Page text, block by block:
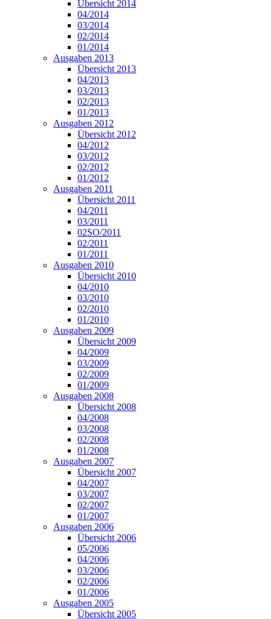
Übersicht 2014
04/2014
03/2014
02/2014
01/2014
Ausgaben 2013
Übersicht 2013
04/2013
03/2013
02/2013
01/2013
Ausgaben 2012
Übersicht 2012
04/2012
03/2012
02/2012
01/2012
Ausgaben 2011
Übersicht 2011
04/2011
03/2011
02SO/2011
02/2011
01/2011
Ausgaben 2010
Übersicht 2010
04/2010
03/2010
02/2010
01/2010
Ausgaben 2009
Übersicht 2009
04/2009
03/2009
02/2009
01/2009
Ausgaben 2008
Übersicht 2008
04/2008
03/2008
02/2008
01/2008
Ausgaben 2007
Übersicht 2007
04/2007
03/2007
02/2007
01/2007
Ausgaben 2006
Übersicht 2006
05/2006
04/2006
03/2006
02/2006
01/2006
Ausgaben 2005
Übersicht 2005